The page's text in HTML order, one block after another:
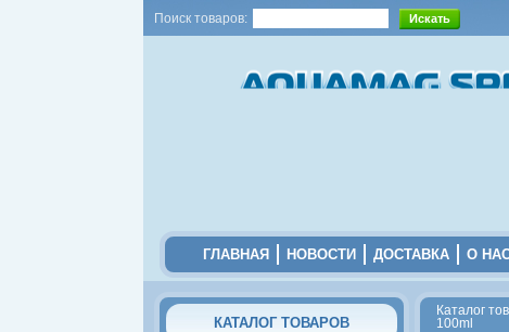
Поиск товаров:
ГЛАВНАЯ НОВОСТИ ДОСТАВКА О
КАТАЛОГ ТОВАРОВ
Каталог
100ml